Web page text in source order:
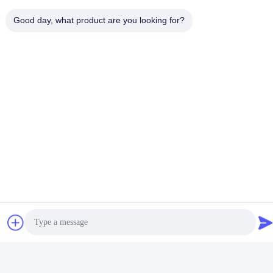
Ηλεκτρονικό
Good day, what product are you looking for?